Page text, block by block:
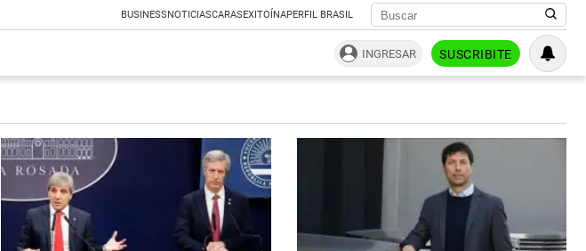
BUSINESSNOTICIASCARASEXITOÍNAPERFIL BRASIL
INGRESAR SUSCRIBITE